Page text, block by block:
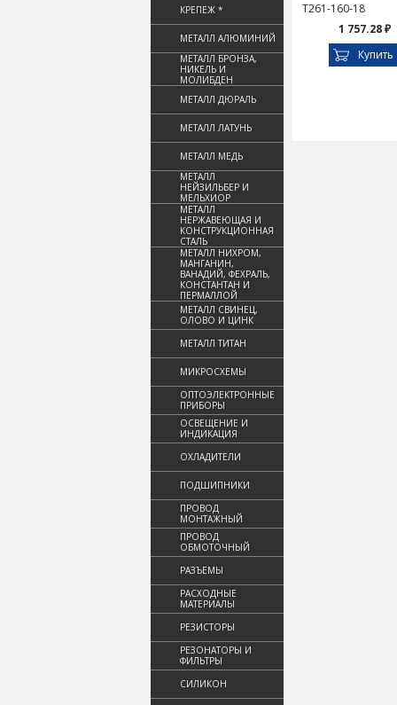
КРЕПЕЖ *
МЕТАЛЛ АЛЮМИНИЙ
МЕТАЛЛ БРОНЗА,
НИКЕЛЬ И
МОЛИБДЕН
МЕТАЛЛ ДЮРАЛЬ
МЕТАЛЛ ЛАТУНЬ
МЕТАЛЛ МЕДЬ
МЕТАЛЛ
НЕЙЗИЛЬБЕР И
МЕЛЬХИОР
МЕТАЛЛ
НЕРЖАВЕЮЩАЯ И
КОНСТРУКЦИОННАЯ
СТАЛЬ
МЕТАЛЛ НИХРОМ,
МАНГАНИН,
ВАНАДИЙ, ФЕХРАЛЬ,
КОНСТАНТАН И
ПЕРМАЛЛОЙ
МЕТАЛЛ СВИНЕЦ,
ОЛОВО И ЦИНК
МЕТАЛЛ ТИТАН
МИКРОСХЕМЫ
ОПТОЭЛЕКТРОННЫЕ
ПРИБОРЫ
ОСВЕЩЕНИЕ И
ИНДИКАЦИЯ
ОХЛАДИТЕЛИ
ПОДШИПНИКИ
ПРОВОД
МОНТАЖНЫЙ
ПРОВОД
ОБМОТОЧНЫЙ
РАЗЪЕМЫ
РАСХОДНЫЕ
МАТЕРИАЛЫ
РЕЗИСТОРЫ
РЕЗОНАТОРЫ И
ФИЛЬТРЫ
СИЛИКОН
Т261-160-18
1 757.28 ₽
Купить